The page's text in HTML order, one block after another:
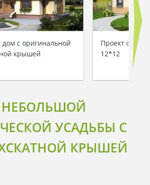
с оригинальной
крышей
Проект
12*12
НЕБОЛЬШОЙ
УСАДЬБЫ С
КРЫШЕЙ